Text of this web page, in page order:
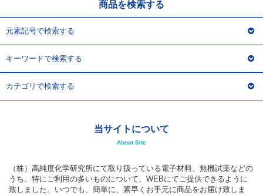
商品を検索する
元素記号で検索する
キーワードで検索する
カテゴリで検索する
当サイトについて
About Site
（株）高純度化学研究所にて取り扱っている電子材料、無機試薬などの
うち、特にご利用の多いものについて、WEBにてご提供できるように
致しました。いつでも、簡単に、素早くお手元に商品をお届け致しま